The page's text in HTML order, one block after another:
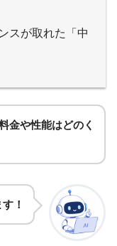
スが取れた「中
金や性能はどのく
！